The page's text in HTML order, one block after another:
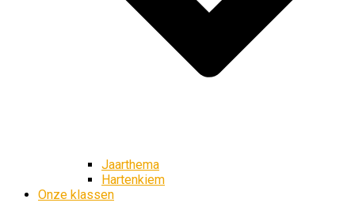
Jaarthema
Hartenkiem
Onze klassen